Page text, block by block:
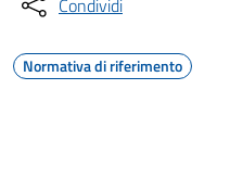
Condividi
Normativa di riferimento